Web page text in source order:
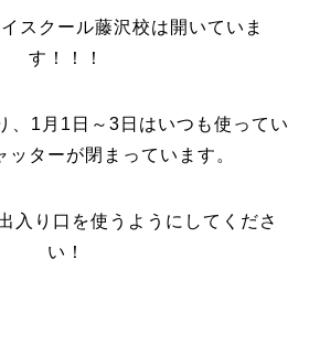
スクール藤沢校は開いていま
す！！！
、1月1日～3日はいつも使ってい
ッターが閉まっています。
入り口を使うようにしてくださ
い！